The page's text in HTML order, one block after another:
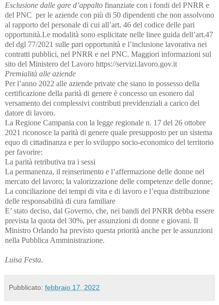
Esclusione dalle gare d’appalto finanziate con i fondi del PNRR e
del PNC per le aziende con più di 50 dipendenti che non assolvono
al rapporto del personale di cui all’art. 46 del codice delle pari
opportunità.Le modalità sono esplicitate nelle linee guida dell’art.47
del dgl 77/2021 sulle pari opportunità e l’inclusione lavorativa nei
contratti pubblici, nel PNRR e nel PNC. Maggiori informazioni sul
sito del Ministero del Lavoro https://servizi.lavoro.gov.it
Premialità alle aziende
Per l’anno 2022 alle aziende private che siano in possesso della
certificazione della parità di genere è concesso un esonero dal
versamento dei complessivi contributi previdenziali a carico del
datore di lavoro.
La Regione Campania con la legge regionale n. 17 del 26 ottobre
2021 riconosce la parità di genere quale presupposto per un sistema
equo di cittadinanza e per lo sviluppo socio-economico del territorio
per favorire:
La parità retributiva tra i sessi
La permanenza, il reinserimento e l’affermazione delle donne nel
mercato del lavoro; la valorizzazione delle competenze delle donne;
La conciliazione dei tempi di vita e di lavoro e l’equa distribuzione
delle responsabilità di cura familiare
E’ stato deciso, dal Governo, che, nei bandi del PNRR debba essere
prevista la quota del 30%, per assunzioni di donne e giovani. Il
Ministro Orlando ha previsto questa priorità anche per le assunzioni
nella Pubblica Amministrazione.
Luisa Festa.
Pubblicato: febbraio 17, 2022